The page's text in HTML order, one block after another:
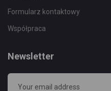
Formularz kontaktowy
Współpraca
Newsletter